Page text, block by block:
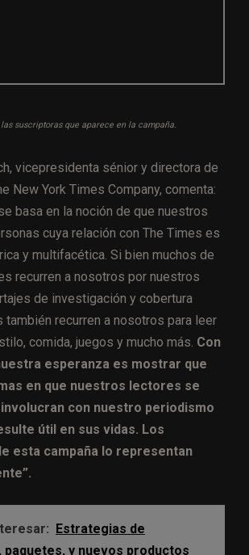
suscriptoras que aparece en la campaña.
vicepresidenta sénior y directora de
New York Times Company, comenta:
basa en la noción de que nuestros
cuya relación con The Times es
y multifacética. Si bien muchos de
recurren a nosotros por nuestros
de investigación y cobertura
también recurren a nosotros para leer
comida, juegos y mucho más. Con
esperanza es mostrar que
en que nuestros lectores se
con nuestro periodismo
útil en sus vidas. Los
esta campaña lo representan
Estrategias de
paquetes, y nuevos productos